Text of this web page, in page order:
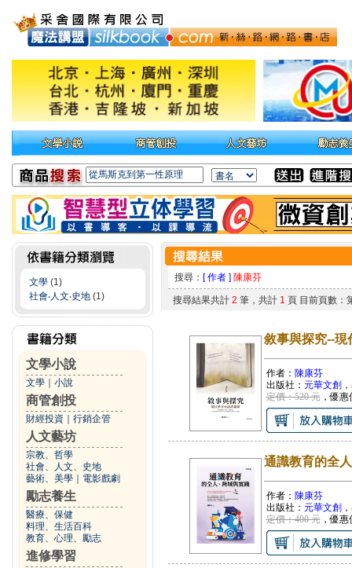
文學 (1)
社會‧人文‧史地 (1)
文學小說
文學 小說
商管創投
財經投資 行銷企管
人文藝坊
宗教、哲學
社會、人文、史地
藝術、美學
電影戲劇
勵志養生
醫療、保健
料理、生活百科
教育、心理、勵志
進修學習
搜尋： [ 作者 ] 陳康芬
搜尋結果共計 2 筆，共計 1 頁 目前頁數：
敘事與探究--現
作者： 陳康芬
出版社： 元華文創
定價：520 元，優惠
通識教育的全
作者： 陳康芬
出版社： 元華文創
定價：400 元，優惠